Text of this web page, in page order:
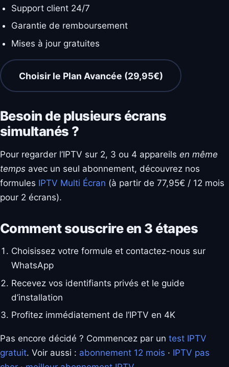
Support client 24/7
Garantie de remboursement
Mises à jour gratuites
Choisir le Plan Avancée (29,95€)
Besoin de plusieurs écrans
simultanés ?
Pour regarder l’IPTV sur 2, 3 ou 4 appareils en même
temps avec un seul abonnement, découvrez nos
formules IPTV Multi Écran (à partir de 77,95€ / 12 mois
pour 2 écrans).
Comment souscrire en 3 étapes
Choisissez votre formule et contactez-nous sur
WhatsApp
Recevez vos identifiants privés et le guide
d’installation
Profitez immédiatement de l’IPTV en 4K
Pas encore décidé ? Commencez par un test IPTV
gratuit. Voir aussi : abonnement 12 mois · IPTV pas